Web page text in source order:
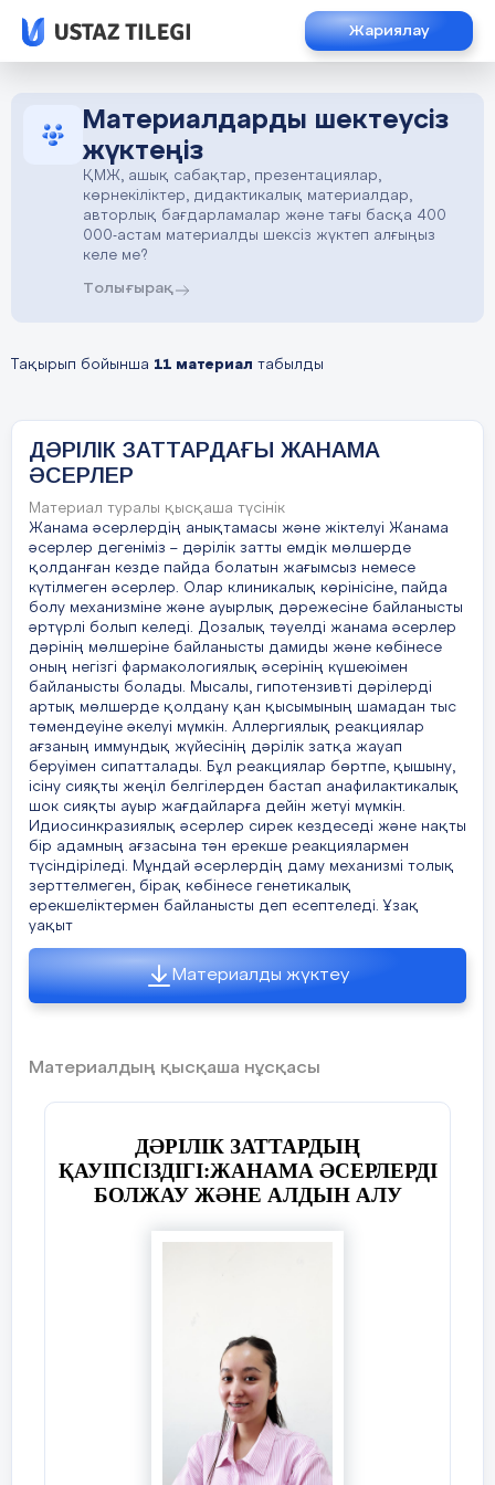
Жариялау
Материалдарды шектеусіз
жүктеңіз
ҚМЖ, ашық сабақтар, презентациялар,
көрнекіліктер, дидактикалық материалдар,
авторлық бағдарламалар және тағы басқа 400
000-астам материалды шексіз жүктеп алғыңыз
келе ме?
Толығырақ
Тақырып бойынша 11 материал табылды
ДӘРІЛІК ЗАТТАРДАҒЫ ЖАНАМА
ӘСЕРЛЕР
Материал туралы қысқаша түсінік
Жанама әсерлердің анықтамасы және жіктелуі Жанама
әсерлер дегеніміз – дәрілік затты емдік мөлшерде
қолданған кезде пайда болатын жағымсыз немесе
күтілмеген әсерлер. Олар клиникалық көрінісіне, пайда
болу механизміне және ауырлық дәрежесіне байланысты
әртүрлі болып келеді. Дозалық тәуелді жанама әсерлер
дәрінің мөлшеріне байланысты дамиды және көбінесе
оның негізгі фармакологиялық әсерінің күшеюімен
байланысты болады. Мысалы, гипотензивті дәрілерді
артық мөлшерде қолдану қан қысымының шамадан тыс
төмендеуіне әкелуі мүмкін. Аллергиялық реакциялар
ағзаның иммундық жүйесінің дәрілік затқа жауап
беруімен сипатталады. Бұл реакциялар бөртпе, қышыну,
ісіну сияқты жеңіл белгілерден бастап анафилактикалық
шок сияқты ауыр жағдайларға дейін жетуі мүмкін.
Идиосинкразиялық әсерлер сирек кездеседі және нақты
бір адамның ағзасына тән ерекше реакциялармен
түсіндіріледі. Мұндай әсерлердің даму механизмі толық
зерттелмеген, бірақ көбінесе генетикалық
ерекшеліктермен байланысты деп есептеледі. Ұзақ
уақыт
Материалды жүктеу
Материалдың қысқаша нұсқасы
ДӘРІЛІК ЗАТТАРДЫҢ
ҚАУІПСІЗДІГІ:ЖАНАМА ӘСЕРЛЕРДІ
БОЛЖАУ ЖӘНЕ АЛДЫН АЛУ